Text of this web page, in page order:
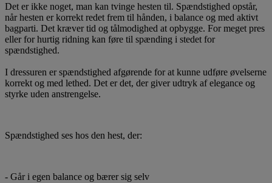
Det er ikke noget, man kan tvinge hesten til. Spændstighed opstår,
når hesten er korrekt redet frem til hånden, i balance og med aktivt
bagparti. Det kræver tid og tålmodighed at opbygge. For meget pres
eller for hurtig ridning kan føre til spænding i stedet for
spændstighed.
I dressuren er spændstighed afgørende for at kunne udføre øvelserne
korrekt og med lethed. Det er det, der giver udtryk af elegance og
styrke uden anstrengelse.
Spændstighed ses hos den hest, der:
- Går i egen balance og bærer sig selv